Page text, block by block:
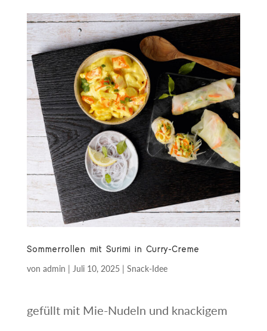
mit Schwarzbrot und Ei
Sommerrollen mit Surimi in Curry-Creme
von admin | Juli 10, 2025| Snack-Idee
gefüllt mit Mie-Nudeln und knackigem